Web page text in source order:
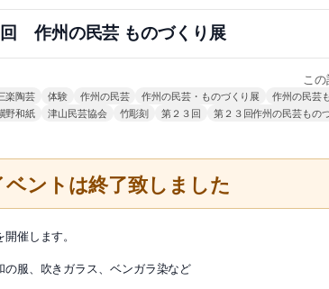
作州の民芸 ものづくり展
こ
楽陶芸 体験 作州の民芸 作州の民芸・ものづくり展 作州の民芸
野和紙 津山民芸協会 竹彫刻 第２３回 第２３回作州の民芸もの
ントは終了致しました
催します。
服、吹きガラス、ベンガラ染など